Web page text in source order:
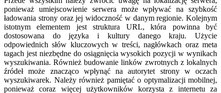
ponieważ umiejscowienie serwera może wpływać na szybkość
ładowania strony oraz jej widoczność w danym regionie. Kolejnym
istotnym elementem jest struktura URL, która powinna być
dostosowana do języka i kultury danego kraju. Użycie
odpowiednich słów kluczowych w treści, nagłówkach oraz meta
tagach jest niezbędne do osiągnięcia wysokich pozycji w wynikach
wyszukiwania. Również budowanie linków zwrotnych z lokalnych
źródeł może znacząco wpłynąć na autorytet strony w oczach
wyszukiwarek. Należy również pamiętać o optymalizacji mobilnej,
ponieważ coraz więcej użytkowników korzysta z internetu za